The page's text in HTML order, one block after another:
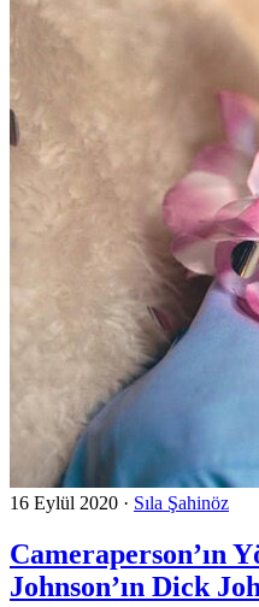
16 Eylül 2020 · Sıla Şahinöz
Cameraperson’ın
Johnson’ın Dick